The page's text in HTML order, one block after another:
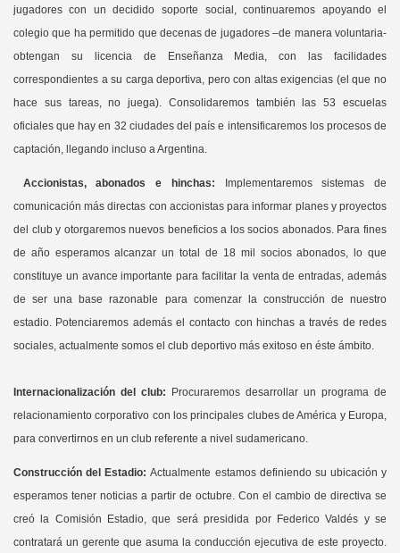
jugadores con un decidido soporte social, continuaremos apoyando el
colegio que ha permitido que decenas de jugadores –de manera voluntaria-
obtengan su licencia de Enseñanza Media, con las facilidades
correspondientes a su carga deportiva, pero con altas exigencias (el que no
hace sus tareas, no juega). Consolidaremos también las 53 escuelas
oficiales que hay en 32 ciudades del país e intensificaremos los procesos de
captación, llegando incluso a Argentina.
Accionistas, abonados e hinchas: Implementaremos sistemas de
comunicación más directas con accionistas para informar planes y proyectos
del club y otorgaremos nuevos beneficios a los socios abonados. Para fines
de año esperamos alcanzar un total de 18 mil socios abonados, lo que
constituye un avance importante para facilitar la venta de entradas, además
de ser una base razonable para comenzar la construcción de nuestro
estadio. Potenciaremos además el contacto con hinchas a través de redes
sociales, actualmente somos el club deportivo más exitoso en éste ámbito.
Internacionalización del club: Procuraremos desarrollar un programa de
relacionamiento corporativo con los principales clubes de América y Europa,
para convertirnos en un club referente a nivel sudamericano.
Construcción del Estadio: Actualmente estamos definiendo su ubicación y
esperamos tener noticias a partir de octubre. Con el cambio de directiva se
creó la Comisión Estadio, que será presidida por Federico Valdés y se
contratará un gerente que asuma la conducción ejecutiva de este proyecto.